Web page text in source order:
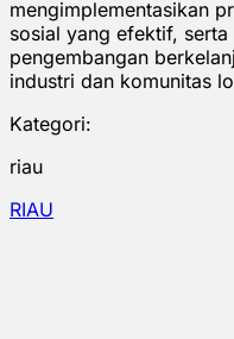
mengimplementasikan
sosial yang efektif,
pengembangan
industri dan komunitas
Kategori:
riau
RIAU